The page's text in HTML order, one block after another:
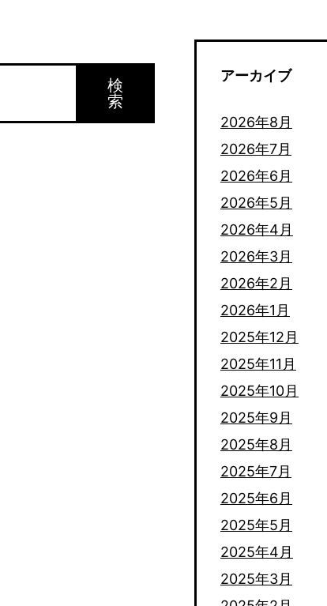
検
索
アーカイブ
2026年8月
2026年7月
2026年6月
2026年5月
2026年4月
2026年3月
2026年2月
2026年1月
2025年12月
2025年11月
2025年10月
2025年9月
2025年8月
2025年7月
2025年6月
2025年5月
2025年4月
2025年3月